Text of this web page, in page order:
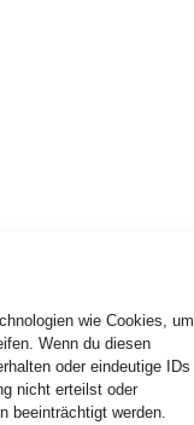
wie Cookies, um
Wenn du diesen
oder eindeutige IDs
nicht erteilst oder
beeinträchtigt werden.